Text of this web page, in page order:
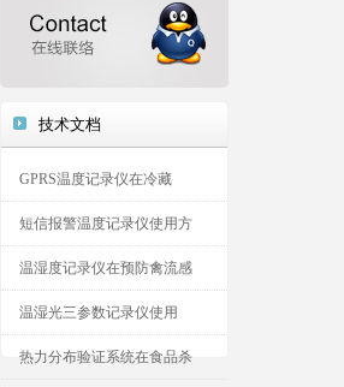
技术文档
GPRS温度记录仪在冷藏
短信报警温度记录仪使用方
温湿度记录仪在预防禽流感
温湿光三参数记录仪使用
热力分布验证系统在食品杀